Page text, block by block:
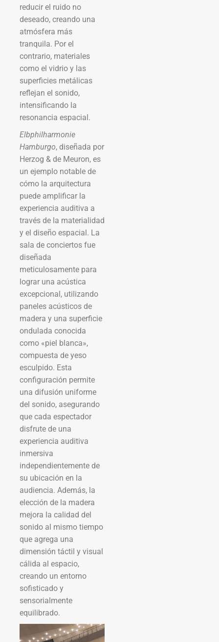
reducir el ruido no
deseado, creando una
atmósfera más
tranquila. Por el
contrario, materiales
como el vidrio y las
superficies metálicas
reflejan el sonido,
intensificando la
resonancia espacial.
Elbphilharmonie
Hamburgo, diseñada por
Herzog & de Meuron, es
un ejemplo notable de
cómo la arquitectura
puede amplificar la
experiencia auditiva a
través de la materialidad
y el diseño espacial. La
sala de conciertos fue
diseñada
meticulosamente para
lograr una acústica
excepcional, utilizando
paneles acústicos de
madera y una superficie
ondulada conocida
como «piel blanca»,
compuesta de yeso
esculpido. Esta
configuración permite
una difusión uniforme
del sonido, asegurando
que cada espectador
disfrute de una
experiencia auditiva
inmersiva
independientemente de
su ubicación en la
audiencia. Además, la
elección de la madera
mejora la calidad del
sonido al mismo tiempo
que agrega una
dimensión táctil y visual
cálida al espacio,
creando un entorno
sofisticado y
sensorialmente
equilibrado.